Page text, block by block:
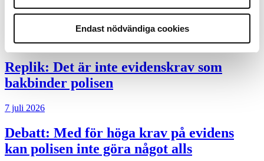
Endast nödvändiga cookies
motiv
8 juli 2026
Replik: Det är inte evidenskrav som
bakbinder polisen
7 juli 2026
Debatt: Med för höga krav på evidens
kan polisen inte göra något alls